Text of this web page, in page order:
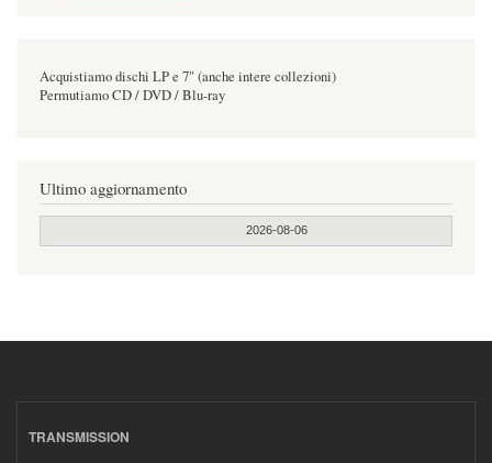
Acquistiamo dischi LP e 7" (anche intere collezioni)
Permutiamo CD / DVD / Blu-ray
Ultimo aggiornamento
2026-08-06
TRANSMISSION